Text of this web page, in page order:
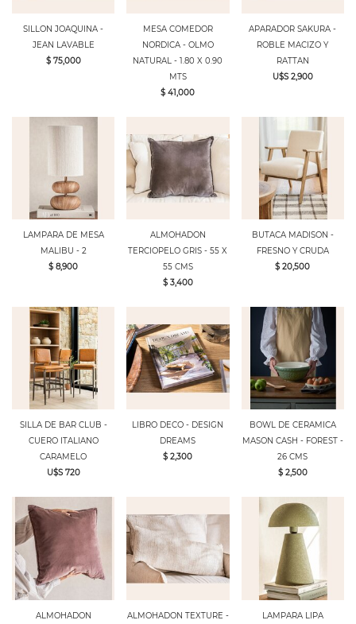
SILLON JOAQUINA -
JEAN LAVABLE
$ 75,000
MESA COMEDOR
NORDICA - OLMO
NATURAL - 1.80 X 0.90
MTS
$ 41,000
APARADOR SAKURA -
ROBLE MACIZO Y
RATTAN
U$S 2,900
LAMPARA DE MESA
MALIBU - 2
$ 8,900
ALMOHADON
TERCIOPELO GRIS - 55 X
55 CMS
$ 3,400
BUTACA MADISON -
FRESNO Y CRUDA
$ 20,500
SILLA DE BAR CLUB -
CUERO ITALIANO
CARAMELO
U$S 720
LIBRO DECO - DESIGN
DREAMS
$ 2,300
BOWL DE CERAMICA
MASON CASH - FOREST -
26 CMS
$ 2,500
ALMOHADON
ALMOHADON TEXTURE -
LAMPARA LIPA